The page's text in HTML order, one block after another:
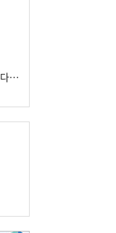
붉은 빛 조명, 배우·합창단의 호연…눈앞에 다가온 부산오페라하우스